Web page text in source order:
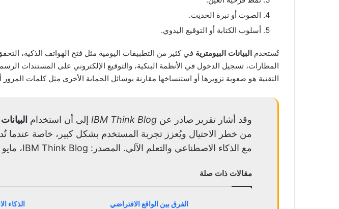
الصوت أو نبرة الحديث.
أسلوب الكتابة أو التوقيع اليدوي.
تُستخدم البيانات البيومترية في كثير من التطبيقات اليومية مثل فتح الهواتف الذكية،
المطارات، تسجيل الدخول في الأنظمة البنكية، والتوقيع الإلكتروني على المستندات
التقنية هو صعوبة تزويرها أو استنساخها مقارنة بوسائل الحماية الأخرى مثل كلمات المرور
وقد أشار تقرير صادر عن IBM Think Blog إلى أن استخدام
من خطر الاحتيال ويُعزز تجربة المستخدم بشكل كبير، خاصة عندما
مع الذكاء الاصطناعي والتعلم الآلي. المصدر: IBM Think Blog، مايو 2023.
مقالات ذات صلة
الفرق بين الواقع الافتراضي
الذكاء